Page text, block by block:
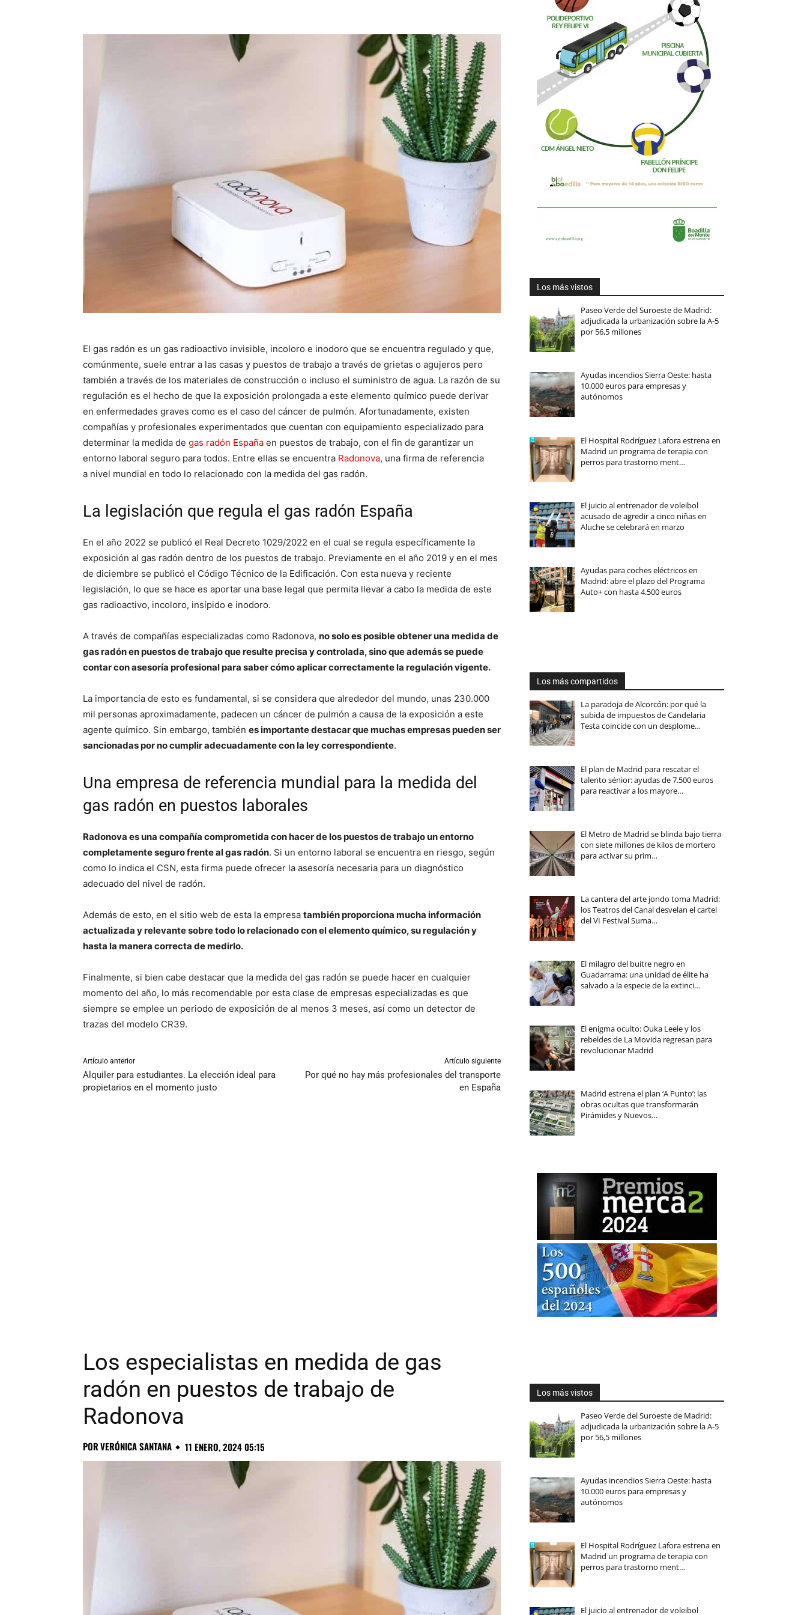
El gas radón es un gas radioactivo invisible, incoloro e inodoro que se encuentra regulado y que,
comúnmente, suele entrar a las casas y puestos de trabajo a través de grietas o agujeros pero
también a través de los materiales de construcción o incluso el suministro de agua. La razón de su
regulación es el hecho de que la exposición prolongada a este elemento químico puede derivar
en enfermedades graves como es el caso del cáncer de pulmón. Afortunadamente, existen
compañías y profesionales experimentados que cuentan con equipamiento especializado para
determinar la medida de gas radón España en puestos de trabajo, con el fin de garantizar un
entorno laboral seguro para todos. Entre ellas se encuentra Radonova, una firma de referencia
a nivel mundial en todo lo relacionado con la medida del gas radón.
La legislación que regula el gas radón España
En el año 2022 se publicó el Real Decreto 1029/2022 en el cual se regula específicamente la
exposición al gas radón dentro de los puestos de trabajo. Previamente en el año 2019 y en el mes
de diciembre se publicó el Código Técnico de la Edificación. Con esta nueva y reciente
legislación, lo que se hace es aportar una base legal que permita llevar a cabo la medida de este
gas radioactivo, incoloro, insípido e inodoro.
A través de compañías especializadas como Radonova, no solo es posible obtener una medida de
gas radón en puestos de trabajo que resulte precisa y controlada, sino que además se puede
contar con asesoría profesional para saber cómo aplicar correctamente la regulación vigente.
La importancia de esto es fundamental, si se considera que alrededor del mundo, unas 230.000
mil personas aproximadamente, padecen un cáncer de pulmón a causa de la exposición a este
agente químico. Sin embargo, también es importante destacar que muchas empresas pueden ser
sancionadas por no cumplir adecuadamente con la ley correspondiente.
Una empresa de referencia mundial para la medida del
gas radón en puestos laborales
Radonova es una compañía comprometida con hacer de los puestos de trabajo un entorno
completamente seguro frente al gas radón. Si un entorno laboral se encuentra en riesgo, según
como lo indica el CSN, esta firma puede ofrecer la asesoría necesaria para un diagnóstico
adecuado del nivel de radón.
Además de esto, en el sitio web de esta la empresa también proporciona mucha información
actualizada y relevante sobre todo lo relacionado con el elemento químico, su regulación y
hasta la manera correcta de medirlo.
Finalmente, si bien cabe destacar que la medida del gas radón se puede hacer en cualquier
momento del año, lo más recomendable por esta clase de empresas especializadas es que
siempre se emplee un periodo de exposición de al menos 3 meses, así como un detector de
trazas del modelo CR39.
Artículo anterior
Alquiler para estudiantes. La elección ideal para
propietarios en el momento justo
Artículo siguiente
Por qué no hay más profesionales del transporte
en España
Los más vistos
Paseo Verde del Suroeste de Madrid:
adjudicada la urbanización sobre la A-5
por 56,5 millones
Ayudas incendios Sierra Oeste: hasta
10.000 euros para empresas y
autónomos
El Hospital Rodríguez Lafora estrena en
Madrid un programa de terapia con
perros para trastorno ment…
El juicio al entrenador de voleibol
acusado de agredir a cinco niñas en
Aluche se celebrará en marzo
Ayudas para coches eléctricos en
Madrid: abre el plazo del Programa
Auto+ con hasta 4.500 euros
Los más compartidos
La paradoja de Alcorcón: por qué la
subida de impuestos de Candelaria
Testa coincide con un desplome…
El plan de Madrid para rescatar el
talento sénior: ayudas de 7.500 euros
para reactivar a los mayore…
El Metro de Madrid se blinda bajo tierra
con siete millones de kilos de mortero
para activar su prim…
La cantera del arte jondo toma Madrid:
los Teatros del Canal desvelan el cartel
del VI Festival Suma…
El milagro del buitre negro en
Guadarrama: una unidad de élite ha
salvado a la especie de la extinci…
El enigma oculto: Ouka Leele y los
rebeldes de La Movida regresan para
revolucionar Madrid
Madrid estrena el plan ‘A Punto’: las
obras ocultas que transformarán
Pirámides y Nuevos…
Los especialistas en medida de gas
radón en puestos de trabajo de
Radonova
PORVERÓNICA SANTANA 11 ENERO, 2024 05:15
Los más vistos
Paseo Verde del Suroeste de Madrid:
adjudicada la urbanización sobre la A-5
por 56,5 millones
Ayudas incendios Sierra Oeste: hasta
10.000 euros para empresas y
autónomos
El Hospital Rodríguez Lafora estrena en
Madrid un programa de terapia con
perros para trastorno ment…
El juicio al entrenador de voleibol